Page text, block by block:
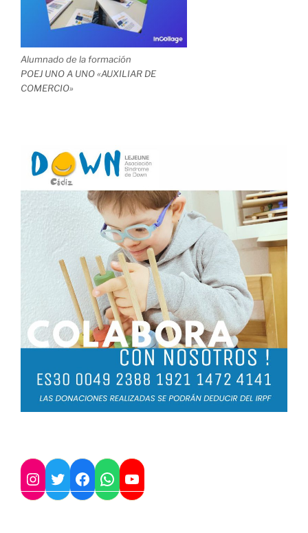
Alumnado de la formación
POEJ UNO A UNO «AUXILIAR DE
COMERCIO»
Instagram Twitter Facebook WhatsApp YouTube